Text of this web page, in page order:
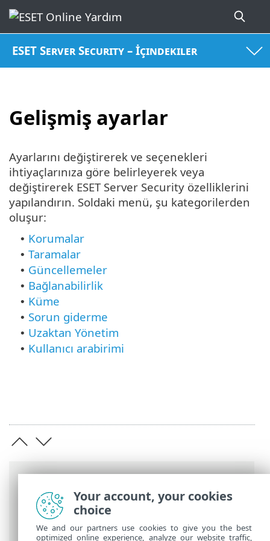
ESET Server Security – İçindekiler
Gelişmiş ayarlar
ESET Online Yardım
ESET Server
Security> Gelişmiş ayarlar
Ayarlarını değiştirerek ve seçenekleri
ihtiyaçlarınıza göre belirleyerek veya
değiştirerek ESET Server Security özelliklerini
yapılandırın. Soldaki menü, şu kategorilerden
oluşur:
• Korumalar
• Taramalar
• Güncellemeler
• Bağlanabilirlik
• Küme
• Sorun giderme
• Uzaktan Yönetim
• Kullanıcı arabirimi
Your account, your cookies
choice
We and our partners use cookies to give you the best
optimized online experience, analyze our website traffic,